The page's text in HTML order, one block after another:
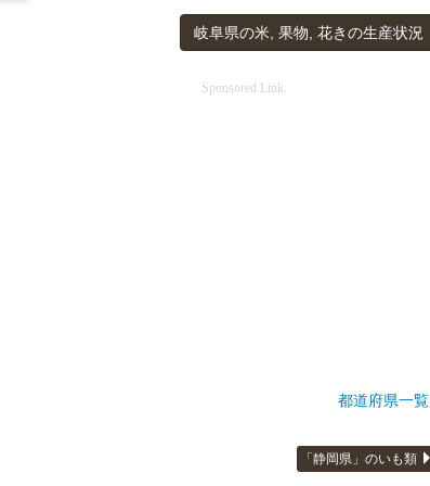
岐阜県の米, 果物, 花きの生産状況
Sponsored Link
都道府県一覧
「静岡県」のいも類